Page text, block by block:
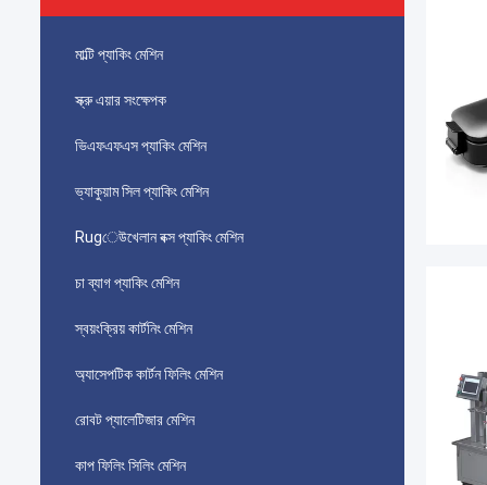
মাল্টি প্যাকিং মেশিন
স্ক্রু এয়ার সংক্ষেপক
ভিএফএফএস প্যাকিং মেশিন
ভ্যাকুয়াম সিল প্যাকিং মেশিন
Rugেউখেলান বক্স প্যাকিং মেশিন
চা ব্যাগ প্যাকিং মেশিন
স্বয়ংক্রিয় কার্টনিং মেশিন
অ্যাসেপটিক কার্টন ফিলিং মেশিন
রোবট প্যালেটিজার মেশিন
কাপ ফিলিং সিলিং মেশিন